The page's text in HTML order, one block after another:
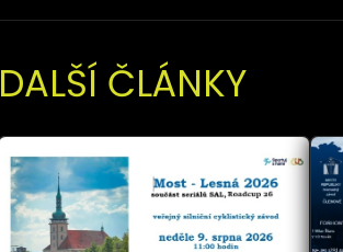
DALŠÍ ČLÁNKY